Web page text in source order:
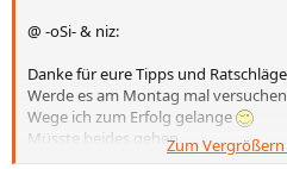
@ -oSi- & niz:
Danke für eure Tipps und
Werde es am Montag mal
Wege ich zum Erfolg gelange
Müsste beides gehen.Zum Vergrößern